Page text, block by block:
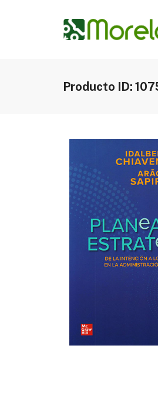
Producto ID: